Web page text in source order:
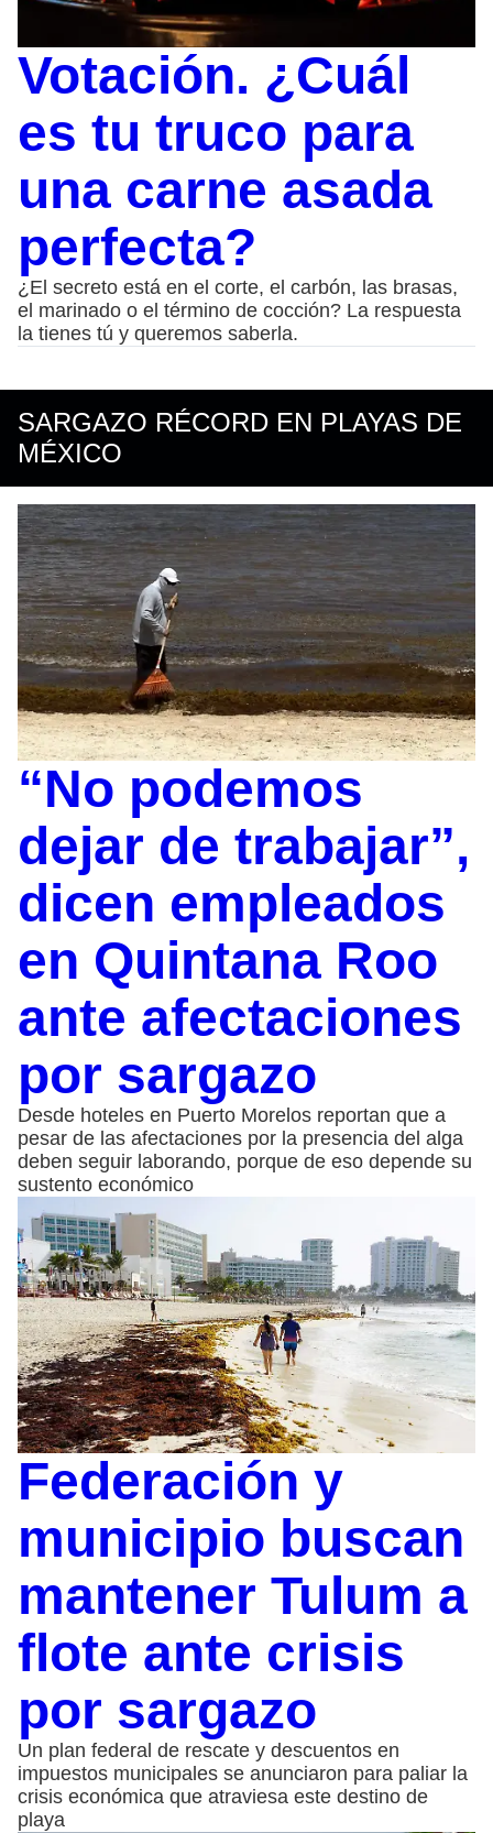
Votación. ¿Cuál
es tu truco para
una carne asada
perfecta?
¿El secreto está en el corte, el carbón, las brasas,
el marinado o el término de cocción? La respuesta
la tienes tú y queremos saberla.
SARGAZO RÉCORD EN PLAYAS DE
MÉXICO
“No podemos
dejar de trabajar”,
dicen empleados
en Quintana Roo
ante afectaciones
por sargazo
Desde hoteles en Puerto Morelos reportan que a
pesar de las afectaciones por la presencia del alga
deben seguir laborando, porque de eso depende su
sustento económico
Federación y
municipio buscan
mantener Tulum a
flote ante crisis
por sargazo
Un plan federal de rescate y descuentos en
impuestos municipales se anunciaron para paliar la
crisis económica que atraviesa este destino de
playa